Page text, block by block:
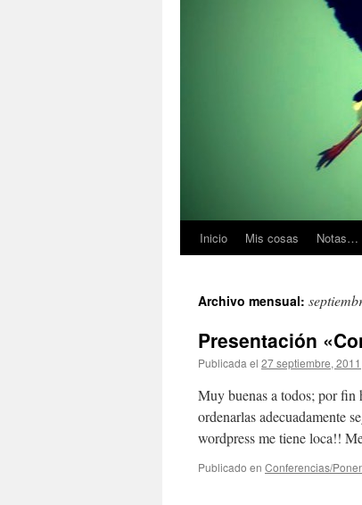
Inicio Mis cosas Notas…
Archivo mensual:
Presentación
Publicada el 27 septiembre, 2011
Muy buenas a todos; por fin
ordenarlas adecuadamente
wordpress me tiene loca!!
Publicado en Conferencias/